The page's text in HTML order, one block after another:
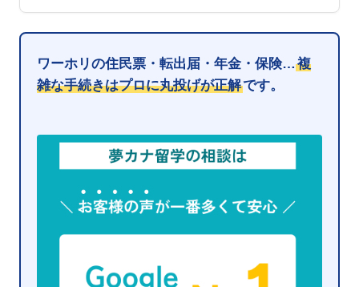
ワーホリの住民票・転出届・年金・保険… 複
雑な手続きはプロに丸投げが正解です。